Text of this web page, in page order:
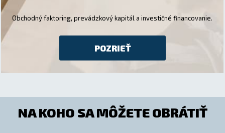
Obchodný faktoring, prevádzkový kapitál a investičné financovanie.
POZRIEŤ
NA KOHO SA MÔŽETE OBRÁTIŤ